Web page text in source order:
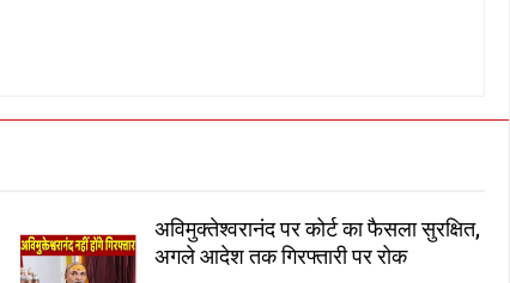
अविमुक्तेश्वरानंद पर कोर्ट का फैसला सुरक्षित,
अगले आदेश तक गिरफ्तारी पर रोक